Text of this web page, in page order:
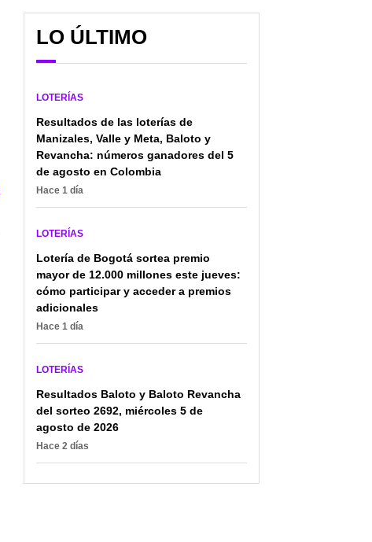
LO ÚLTIMO
LOTERÍAS
Resultados de las loterías de
Manizales, Valle y Meta, Baloto y
Revancha: números ganadores del 5
de agosto en Colombia
Hace 1 día
LOTERÍAS
Lotería de Bogotá sortea premio
mayor de 12.000 millones este jueves:
cómo participar y acceder a premios
adicionales
Hace 1 día
LOTERÍAS
Resultados Baloto y Baloto Revancha
del sorteo 2692, miércoles 5 de
agosto de 2026
Hace 2 días